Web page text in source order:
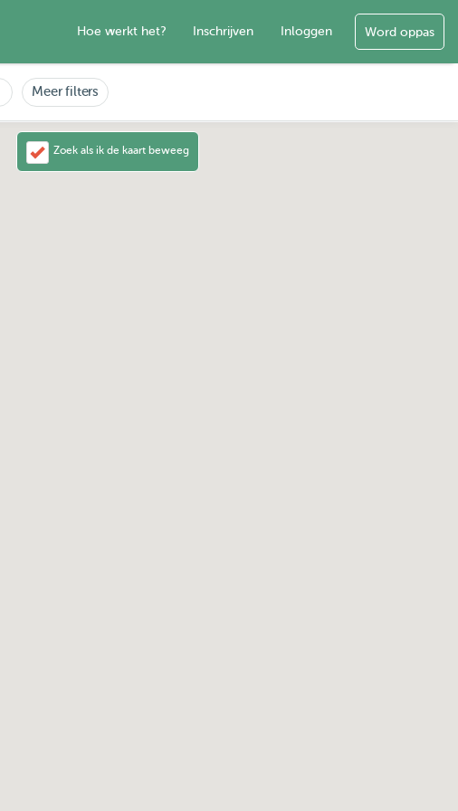
Hoe werkt het? Inschrijven Inloggen Word oppas
Meer filters
Zoek als ik de kaart beweeg